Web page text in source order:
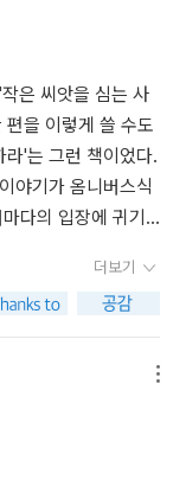
생명의 귀함을 때로
는 사람일 것이다.
작품이다.이 작품
고, 따스해지는 느
, 우리 인간의 생명
희열을 느끼게 된
끼게 되는 동화, 그
들여다 본다. 과수
에 살아가는 모든
풍부한 상상력을
간도 느슨하지 않
고 생각한다.초등
는 여섯 개의 이야기
등장인물 때문에
주인공이 동물이
느 한낮, 길가를 바
는 작가의 말에서,
의 정스러운 시선
하게 전개된다. 인간
에서 사는 쥐 그리
을 기르는 고양이,
기와 까치, 왕버드
심과 강인함까지
은 씨앗을 심는 사
을 이렇게 쓸 수도
'는 그런 책이었다.
야기가 옴니버스식
다의 입장에 귀기
새삼 알게 된다.
명한 일본 영화처
'는 에피소드처럼
되는 것이다. 더
그 누구도 해할 수
우를 범하며 그것
리 입맛에 맞게 애
더보기